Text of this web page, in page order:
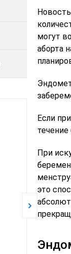
могут
аборта
Если
При
это
«Центр